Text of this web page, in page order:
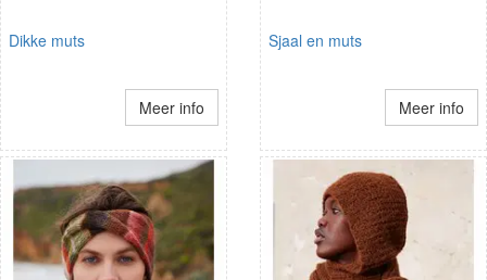
Dikke muts
Meer info
Sjaal en muts
Meer info